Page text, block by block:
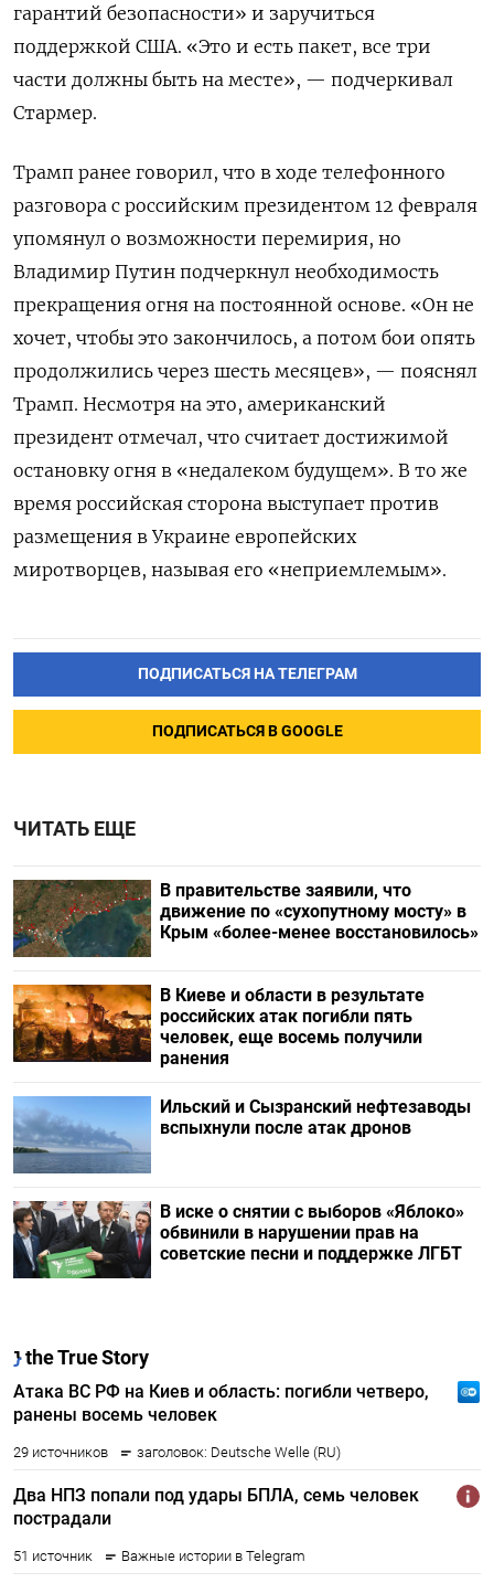
гарантий безопасности» и заручиться
поддержкой США. «Это и есть пакет, все три
части должны быть на месте», — подчеркивал
Стармер.
Трамп ранее говорил, что в ходе телефонного
разговора с российским президентом 12 февраля
упомянул о возможности перемирия, но
Владимир Путин подчеркнул необходимость
прекращения огня на постоянной основе. «Он не
хочет, чтобы это закончилось, а потом бои опять
продолжились через шесть месяцев», — пояснял
Трамп. Несмотря на это, американский
президент отмечал, что считает достижимой
остановку огня в «недалеком будущем». В то же
время российская сторона выступает против
размещения в Украине европейских
миротворцев, называя его «неприемлемым».
ПОДПИСАТЬСЯ НА ТЕЛЕГРАМ
ПОДПИСАТЬСЯ В GOOGLE
ЧИТАТЬ ЕЩЕ
В правительстве заявили, что
движение по «сухопутному мосту» в
Крым «более-менее восстановилось»
В Киеве и области в результате
российских атак погибли пять
человек, еще восемь получили
ранения
Ильский и Сызранский нефтезаводы
вспыхнули после атак дронов
В иске о снятии с выборов «Яблоко»
обвинили в нарушении прав на
советские песни и поддержке ЛГБТ